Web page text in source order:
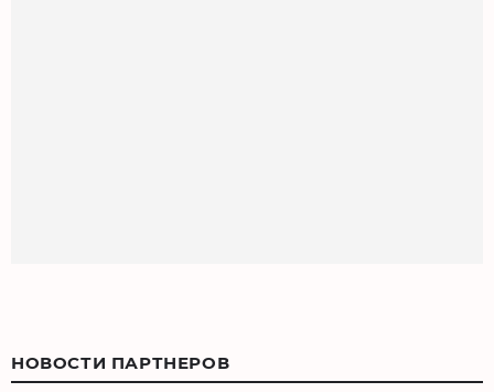
НОВОСТИ ПАРТНЕРОВ